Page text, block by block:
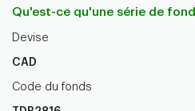
Qu'est-ce qu'une série de
Devise
CAD
Code du fonds